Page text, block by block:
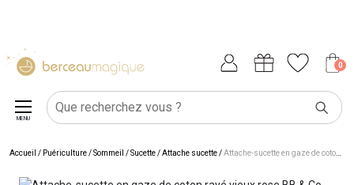
0
MENU
Accueil / Puériculture/Sommeil /Sucette/Attache sucette/Attache-sucette en gaze de coton rayé vieux rose